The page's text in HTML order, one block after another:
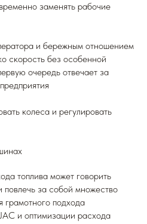
заменять рабочие
и бережным отношением
скорость без особенной
очередь отвечает за
колеса и регулировать
топлива может говорить
повлечь за собой множество
грамотного подхода
и оптимизации расхода